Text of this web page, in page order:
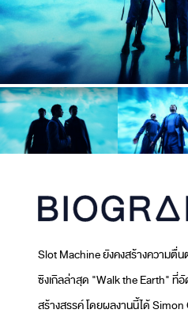
Slot Machine ยังคงสร้างความตื่
ซิงเกิลล่าสุด "Walk the Earth" ที่
สร้างสรรค์ โดยผลงานนี้ได้